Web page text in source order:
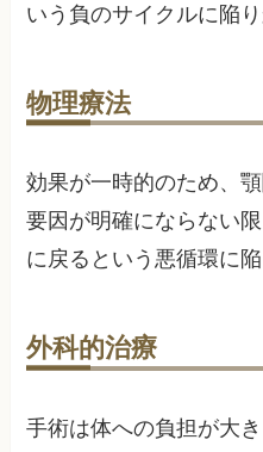
いう負のサイクルに陥り
物理療法
効果が一時的のため、
要因が明確にならない
に戻るという悪循環に陥
外科的治療
手術は体への負担が大